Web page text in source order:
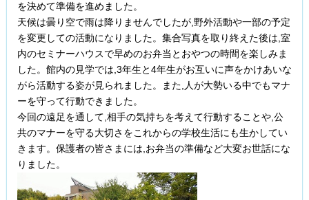
を決めて準備を進めました。
天候は曇り空で雨は降りませんでしたが,野外活動や一部の予定
を変更しての活動になりました。集合写真を取り終えた後は,室
内のセミナーハウスで早めのお弁当とおやつの時間を楽しみま
した。館内の見学では,3年生と4年生がお互いに声をかけあいな
がら活動する姿が見られました。また,人が大勢いる中でもマナ
ーを守って行動できました。
今回の遠足を通して,相手の気持ちを考えて行動することや,公
共のマナーを守る大切さをこれからの学校生活にも生かしてい
きます。保護者の皆さまには,お弁当の準備など大変お世話にな
りました。